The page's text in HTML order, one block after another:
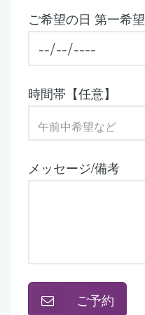
ご希望の日 第一希望
時間帯【任意】
メッセージ/備考
ご予約